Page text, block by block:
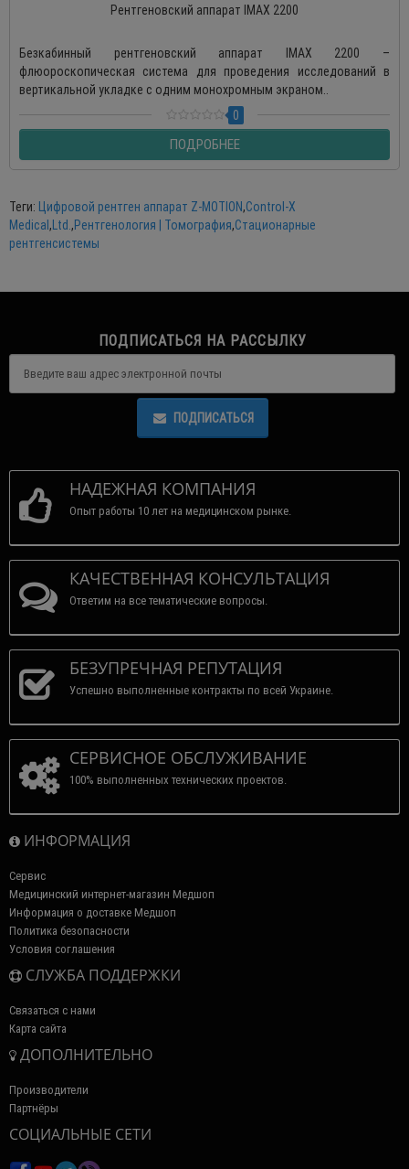
Рентгеновский аппарат IMAX 2200
Безкабинный рентгеновский аппарат IMAX 2200 –
флюороскопическая система для проведения исследований в
вертикальной укладке с одним монохромным экраном..
0
ПОДРОБНЕЕ
Теги: Цифровой рентген аппарат Z-MOTION,Control-X
Medical,Ltd.,Рентгенология | Томография,Стационарные
рентгенсистемы
ПОДПИСАТЬСЯ НА РАССЫЛКУ
ПОДПИСАТЬСЯ
НАДЕЖНАЯ КОМПАНИЯ
Опыт работы 10 лет на медицинском рынке.
КАЧЕСТВЕННАЯ КОНСУЛЬТАЦИЯ
Ответим на все тематические вопросы.
БЕЗУПРЕЧНАЯ РЕПУТАЦИЯ
Успешно выполненные контракты по всей Украине.
СЕРВИСНОЕ ОБСЛУЖИВАНИЕ
100% выполненных технических проектов.
ИНФОРМАЦИЯ
Сервис
Медицинский интернет-магазин Медшоп
Информация о доставке Медшоп
Политика безопасности
Условия соглашения
СЛУЖБА ПОДДЕРЖКИ
Связаться с нами
Карта сайта
ДОПОЛНИТЕЛЬНО
Производители
Партнёры
СОЦИАЛЬНЫЕ СЕТИ